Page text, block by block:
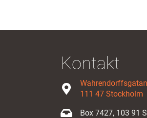
Kontakt
111 47 Stockholm
Box 7427, 103 91